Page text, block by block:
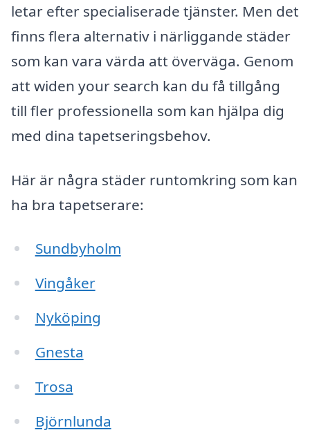
letar efter specialiserade tjänster. Men det
finns flera alternativ i närliggande städer
som kan vara värda att överväga. Genom
att widen your search kan du få tillgång
till fler professionella som kan hjälpa dig
med dina tapetseringsbehov.
Här är några städer runtomkring som kan
ha bra tapetserare:
Sundbyholm
Vingåker
Nyköping
Gnesta
Trosa
Björnlunda